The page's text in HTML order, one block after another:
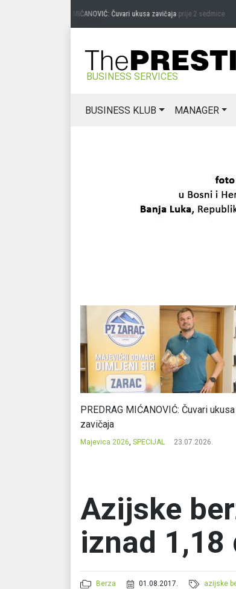
PREDRAG MIĆANOVIĆ: Čuvari ukusa zavičajaprije 2 sedmice
BUSINESS SERVICES
BUSINESS KLUB MANAGER
LAZAR ĐURIĆ: Promocija potencijal
pretvara u destinaciju
Majevica 2026,SPECIJAL 23.07.2026.
Azijske
iznad 1,18
Berza 01.08.2017. azijske